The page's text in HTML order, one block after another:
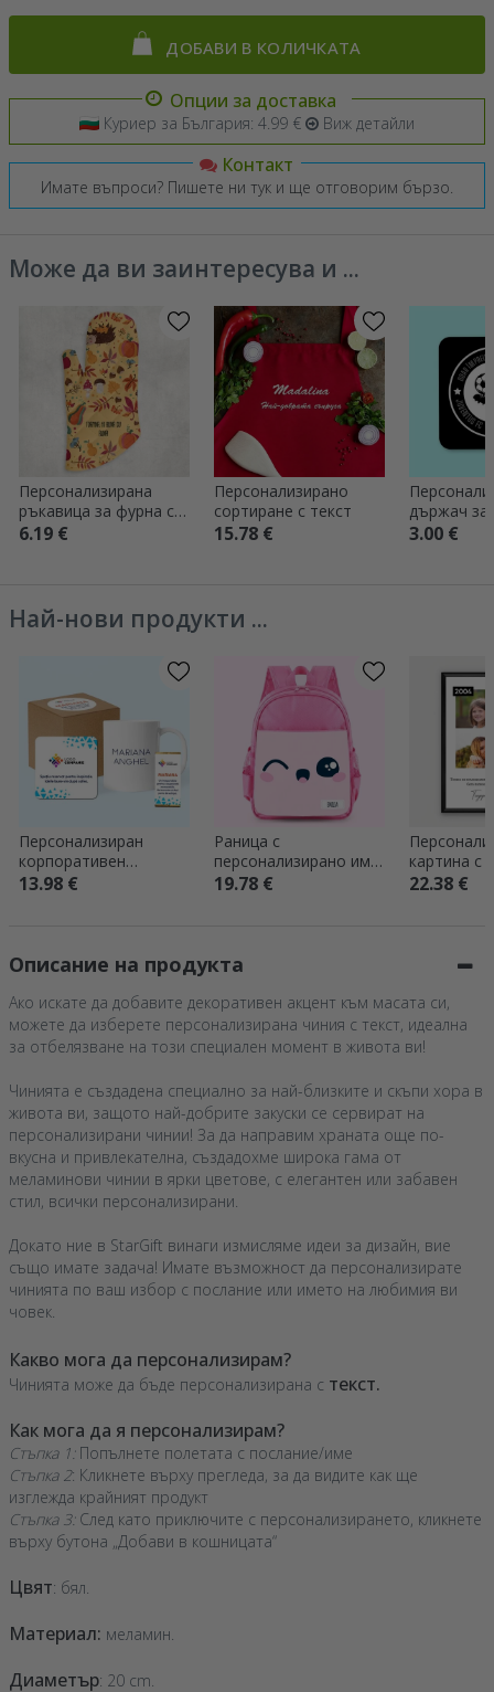
ДОБАВИ В КОЛИЧКАТА
Опции за доставка
Куриер за България: 4.99 € Виж детайли
Контакт
Имате въпроси? Пишете ни тук и ще отговорим бързо.
Може да ви заинтересува и ...
Персонализирана
ръкавица за фурна с
текст - Щастлива
6.19 €
Персонализирано
сортиране с текст
15.78 €
държач за
текст -
3.00 €
Най-нови продукти ...
Персонализиран
корпоративен
подаръчен комплект
13.98 €
Раница с
персонализирано име
- Cute
19.78 €
картина с
послание
22.38 €
Описание на продукта
Ако искате да добавите декоративен акцент към масата си,
можете да изберете персонализирана чиния с текст, идеална
за отбелязване на този специален момент в живота ви!
Чинията е създадена специално за най-близките и скъпи хора в
живота ви, защото най-добрите закуски се сервират на
персонализирани чинии! За да направим храната още по-
вкусна и привлекателна, създадохме широка гама от
меламинови чинии в ярки цветове, с елегантен или забавен
стил, всички персонализирани.
Докато ние в StarGift винаги измисляме идеи за дизайн, вие
също имате задача! Имате възможност да персонализирате
чинията по ваш избор с послание или името на любимия ви
човек.
Какво мога да персонализирам?
Чинията може да бъде персонализирана с текст.
Как мога да я персонализирам?
Стъпка 1:Попълнете полетата с послание/име
Стъпка 2: Кликнете върху прегледа, за да видите как ще
изглежда крайният продукт
Стъпка 3:След като приключите с персонализирането, кликнете
върху бутона „Добави в кошницата“
Цвят: бял.
Материал: меламин.
Диаметър: 20 cm.